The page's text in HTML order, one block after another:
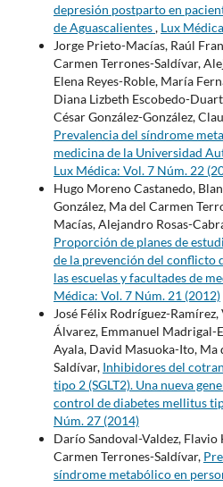
depresión postparto en
de Aguascalientes, Lux
Jorge Prieto-Macías, Raúl
Carmen Terrones-Saldívar,
Elena Reyes-Roble, María
Diana Lizbeth Escobedo-
César González-González,
Prevalencia del síndrome
medicina de la Universidad
Lux Médica: Vol. 7 Núm. 22
Hugo Moreno Castanedo,
González, Ma del Carmen
Macías, Alejandro Rosas-
Proporción de planes de
de la prevención del conflicto
las escuelas y facultades de
Médica: Vol. 7 Núm. 21 (2012)
José Félix Rodríguez-
Álvarez, Emmanuel Madrigal-
Ayala, David Masuoka-Ito, Ma
Saldívar, Inhibidores del
tipo 2 (SGLT2). Una nueva
control de diabetes mellitus
Núm. 27 (2014)
Darío Sandoval-Valdez,
Carmen Terrones-Saldívar,
síndrome metabólico en